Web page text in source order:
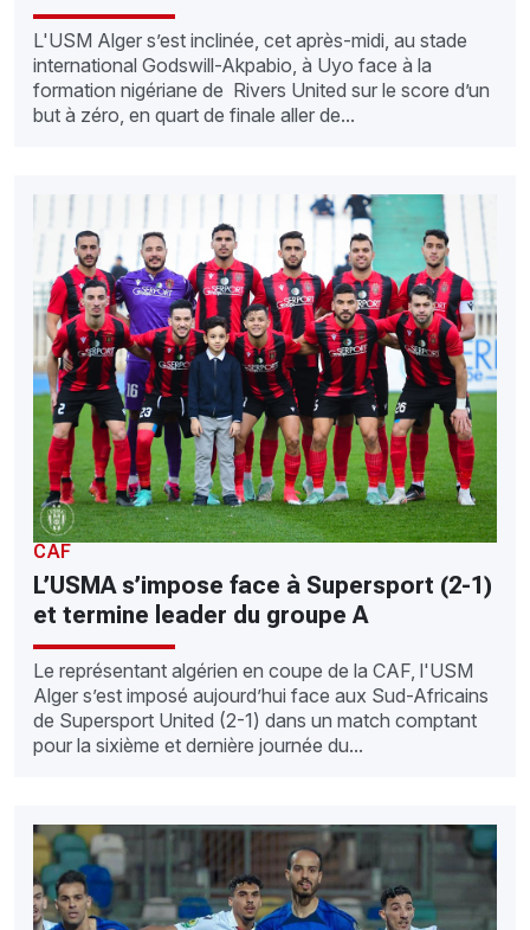
L'USM Alger s’est inclinée, cet après-midi, au stade
international Godswill-Akpabio, à Uyo face à la
formation nigériane de Rivers United sur le score d’un
but à zéro, en quart de finale aller de...
CAF
L’USMA s’impose face à Supersport (2-1)
et termine leader du groupe A
Le représentant algérien en coupe de la CAF, l'USM
Alger s’est imposé aujourd’hui face aux Sud-Africains
de Supersport United (2-1) dans un match comptant
pour la sixième et dernière journée du...